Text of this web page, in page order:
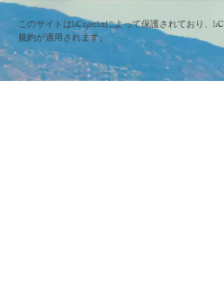
このサイトはhCaptchaによって保護されており、
規約が適用されます。